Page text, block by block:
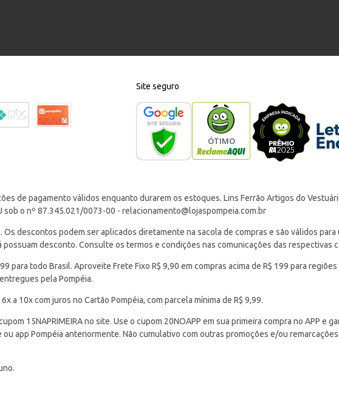
Site seguro
de pagamento válidos enquanto durarem os estoques. Lins Ferrão Artigos do
sob o nº 87.345.021/0073-00 - relacionamento@lojaspompeia.com.br
descontos podem ser aplicados diretamente na sacola de compras e são válidos
desconto. Consulte os termos e condições nas comunicações das respectivas
para todo Brasil. Aproveite Frete Fixo R$ 9,90 em compras acima de R$ 199 para
pela Pompéia.
a 10x com juros no Cartão Pompéia, com parcela mínima de R$ 9,99.
15NAPRIMEIRA no site. Use o cupom 20NOAPP em sua primeira compra no APP e
app Pompéia anteriormente. Não cumulativo com outras promoções e/ou